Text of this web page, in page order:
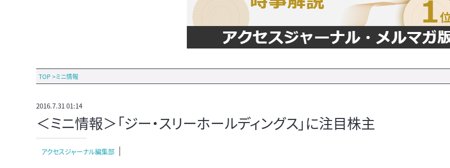
TOP >ミニ情報
2016.7.31 01:14
＜ミニ情報＞「ジー・スリーホールディングス」に注目株主
アクセスジャーナル編集部